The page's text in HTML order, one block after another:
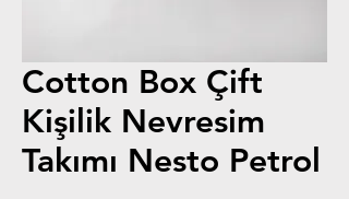
Cotton Box Çift
Kişilik Nevresim
Takımı Nesto Petrol